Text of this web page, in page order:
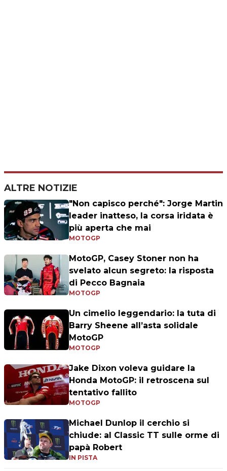
ALTRE NOTIZIE
"Non capisco perché": Jorge Martin
leader inatteso, la corsa iridata è
più aperta che mai
MOTOGP
MotoGP, Casey Stoner non ha
svelato alcun segreto: la risposta
di Pecco Bagnaia
MOTOGP
Un cimelio leggendario: la tuta di
Barry Sheene all’asta solidale
MotoGP
MOTOGP
Jake Dixon voleva guidare la
Honda MotoGP: il retroscena sul
tentativo fallito
MOTOGP
Michael Dunlop il cerchio si
chiude: al Classic TT sulle orme di
papà Robert
IN PISTA